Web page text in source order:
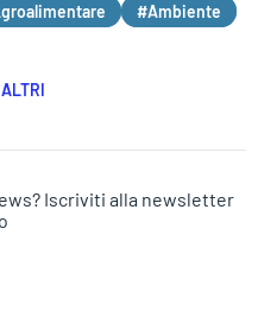
#Ambiente
Iscriviti alla newsletter